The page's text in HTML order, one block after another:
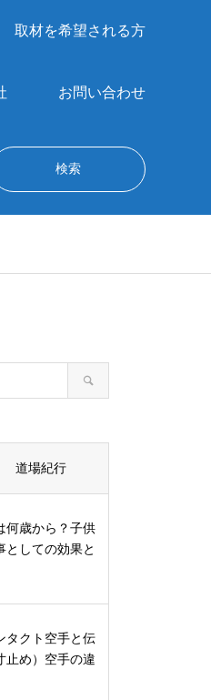
取材を希望される方
お問い合わせ
道場紀行
何歳から？子供
としての効果と
タクト空手と伝
止め）空手の違